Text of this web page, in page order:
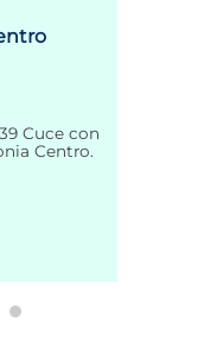
Cuce con
Centro.